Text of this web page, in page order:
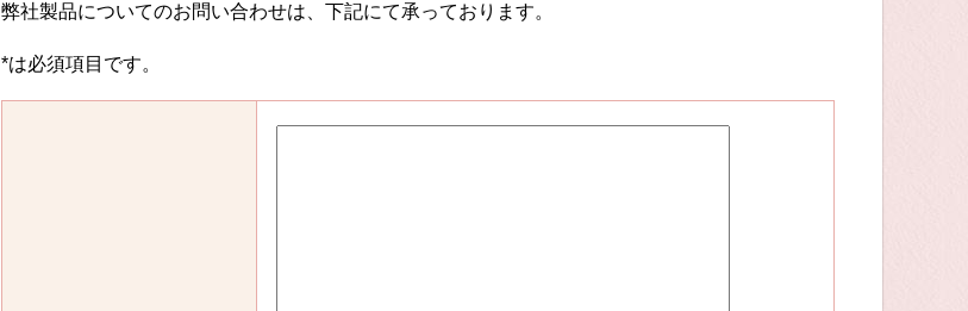
弊社製品についてのお問い合わせは、下記にて承っております。
*は必須項目です。